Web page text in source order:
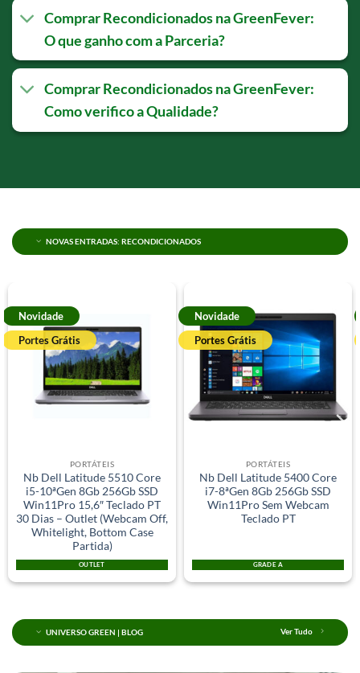
Comprar Recondicionados na GreenFever:
O que ganho com a Parceria?
Comprar Recondicionados na GreenFever:
Como verifico a Qualidade?
NOVAS ENTRADAS: RECONDICIONADOS
Novidade
Portes Grátis
PORTÁTEIS
Nb Dell Latitude 5510 Core
i5-10ªGen 8Gb 256Gb SSD
Win11Pro 15,6″ Teclado PT
30 Dias – Outlet (Webcam Off,
Whitelight, Bottom Case
Partida)
OUTLET
Novidade
Portes Grátis
PORTÁTEIS
Nb Dell Latitude 5400 Core
i7-8ªGen 8Gb 256Gb SSD
Win11Pro Sem Webcam
Teclado PT
GRADE A
UNIVERSO GREEN | BLOG Ver Tudo